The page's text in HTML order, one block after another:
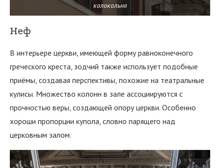
колокольня
Неф
В интерьере церкви, имеющей форму равноконечного
греческого креста, зодчий также использует подобные
приёмы, создавая перспективы, похожие на театральные
кулисы. Множество колонн в зале ассоциируются с
прочностью веры, создающей опору церкви. Особенно
хороши пропорции купола, словно парящего над
церковным залом.